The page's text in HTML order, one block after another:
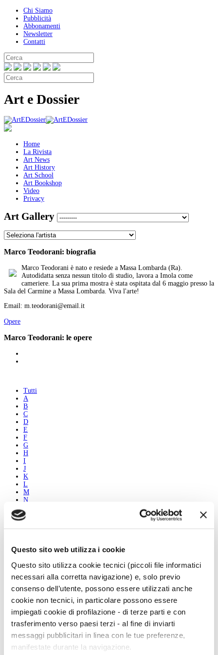
Questo sito web utilizza i cookie
Questo sito utilizza cookie tecnici (piccoli file informatici
necessari alla corretta navigazione) e, solo previo
consenso dell’utente, possono essere utilizzati anche
cookie non tecnici, in particolare possono essere
impiegati cookie di profilazione - di terze parti e con
trasferimento verso paesi terzi - al fine di inviarti
messaggi pubblicitari in linea con le tue preferenze,
manifestate durante la navigazione.
Chi Siamo
Pubblicità
Abbonamenti
Newsletter
Contatti
Art e Dossier
Home
La Rivista
Art News
Art History
Art School
Art Bookshop
Video
Privacy
Art Gallery
Marco Teodorani: biografia
Marco Teodorani è nato e resiede a Massa Lombarda (Ra).
Autodidatta senza nessun titolo di studio, lavora a Imola come
cameriere. La sua prima mostra è stata ospitata dal 6 maggio presso la
Sala del Carmine a Massa Lombarda. Viva l'arte!
Email: m.teodorani@email.it
Opere
Marco Teodorani: le opere
Tutti
A
B
C
D
E
F
G
H
I
J
K
L
M
N
P
U
W
X
Z
Marco Teodorani
Le opere
Vedi tutti